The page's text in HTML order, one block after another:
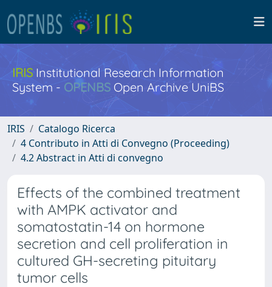
IRISInstitutional Research Information
System - OPENBS Open Archive UniBS
IRIS
Catalogo Ricerca
4 Contributo in Atti di Convegno (Proceeding)
4.2 Abstract in Atti di convegno
Effects of the combined treatment
with AMPK activator and
somatostatin-14 on hormone
secretion and cell proliferation in
cultured GH-secreting pituitary
tumor cells